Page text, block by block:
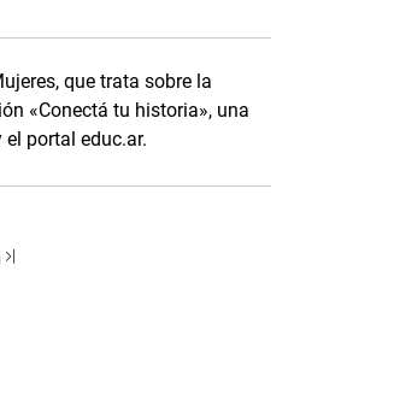
que trata sobre la
«Conectá tu historia», una
portal educ.ar.